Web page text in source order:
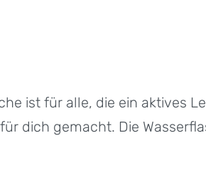
ist für alle, die ein aktives
dich gemacht. Die